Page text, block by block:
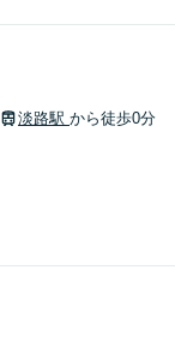
淡路駅 から徒歩0分